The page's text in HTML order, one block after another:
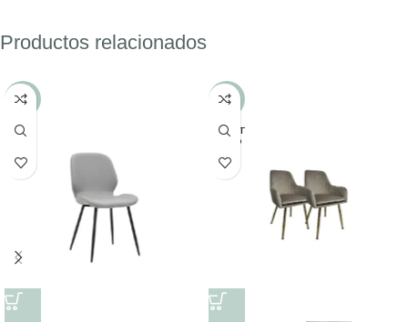
Productos relacionados
-8% -31%
AGOT
ADO